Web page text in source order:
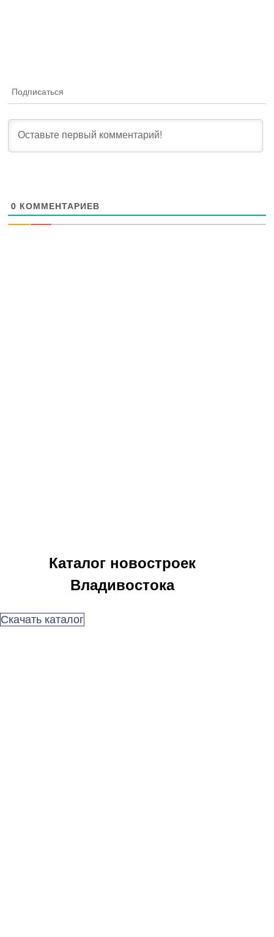
Подписаться
0 КОММЕНТАРИЕВ
Каталог новостроек
Владивостока
Скачать каталог